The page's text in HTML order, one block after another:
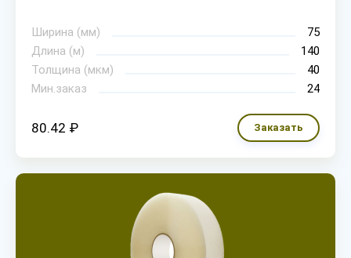
Ширина (мм)
75
Длина (м)
140
Толщина (мкм)
40
Мин.заказ
24
80.42 ₽ Заказать